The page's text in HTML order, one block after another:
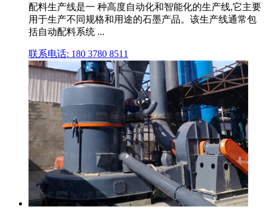
配料生产线是一 种高度自动化和智能化的生产线,它主要
用于生产不同规格和用途的石墨产品。该生产线通常包
括自动配料系统 ...
联系电话: 180 3780 8511